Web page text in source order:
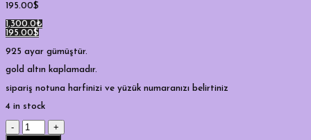
195.00$
1,300.0₺
195.00$
925 ayar gümüştür.
gold altın kaplamadır.
sipariş notuna harfinizi ve yüzük numaranızı belirtiniz
4 in stock
pırlanta
taş